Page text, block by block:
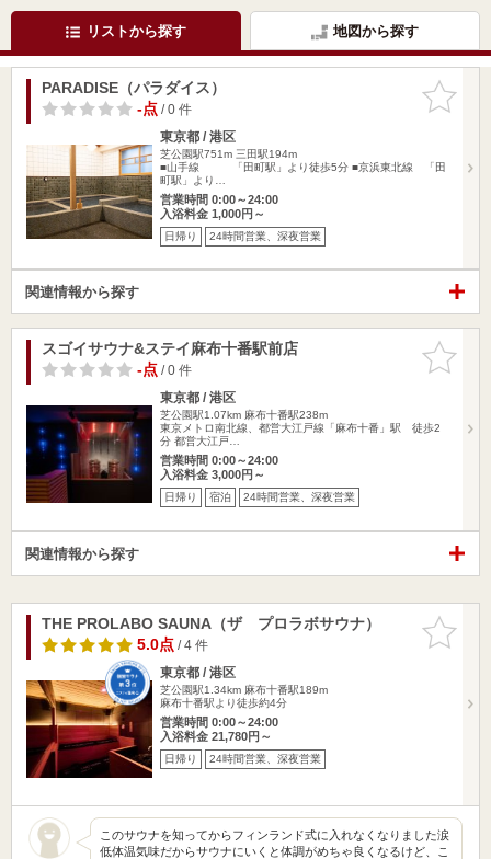
リストから探す 地図から探す
お気に入
りに追加
PARADISE（パラダイス）
-点/ 0 件
東京都 / 港区
芝公園駅751m 三田駅194m
■山手線 「田町駅」より徒歩5分 ■京浜東北線 「田
町駅」より…
営業時間 0:00～24:00
入浴料金 1,000円～
日帰り 24時間営業、深夜営業
関連情報から探す
お気に入
りに追加
スゴイサウナ&ステイ麻布十番駅前店
-点/ 0 件
東京都 / 港区
芝公園駅1.07km 麻布十番駅238m
東京メトロ南北線、都営大江戸線「麻布十番」駅 徒歩2
分 都営大江戸…
営業時間 0:00～24:00
入浴料金 3,000円～
日帰り 宿泊 24時間営業、深夜営業
関連情報から探す
お気に入
りに追加
THE PROLABO SAUNA（ザ プロラボサウナ）
5.0点/ 4 件
東京都 / 港区
芝公園駅1.34km 麻布十番駅189m
麻布十番駅より徒歩約4分
営業時間 0:00～24:00
入浴料金 21,780円～
日帰り 24時間営業、深夜営業
このサウナを知ってからフィンランド式に入れなくなりました涙
低体温気味だからサウナにいくと体調がめちゃ良くなるけど、こ